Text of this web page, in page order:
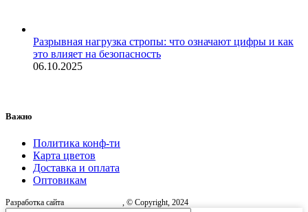
Разрывная нагрузка стропы: что означают цифры и как
это влияет на безопасность
06.10.2025
Важно
Политика конф-ти
Карта цветов
Доставка и оплата
Оптовикам
Разработка сайта , © Copyright, 2024